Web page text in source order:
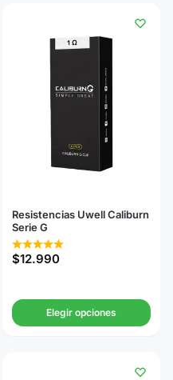
Resistencias Uwell Caliburn
Serie G
$12.990
Elegir opciones